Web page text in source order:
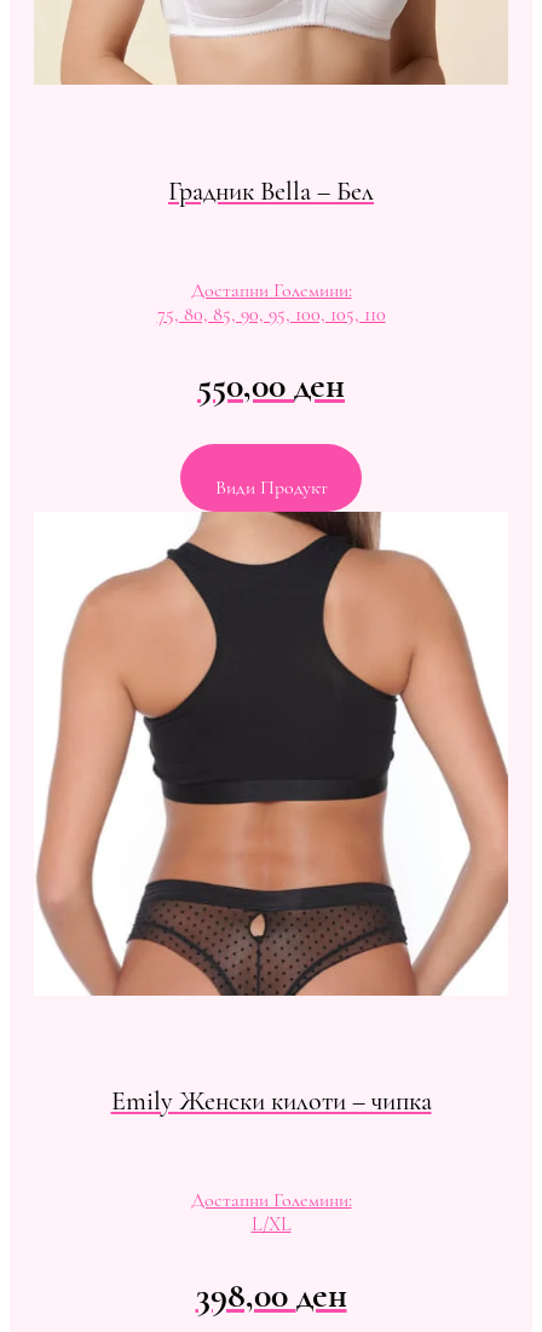
Градник Bella – Бел
Достапни Големини:
75, 80, 85, 90, 95, 100, 105, 110
550,00ден
Види Продукт
Emily Женски килоти – чипка
Достапни Големини:
L/XL
398,00ден